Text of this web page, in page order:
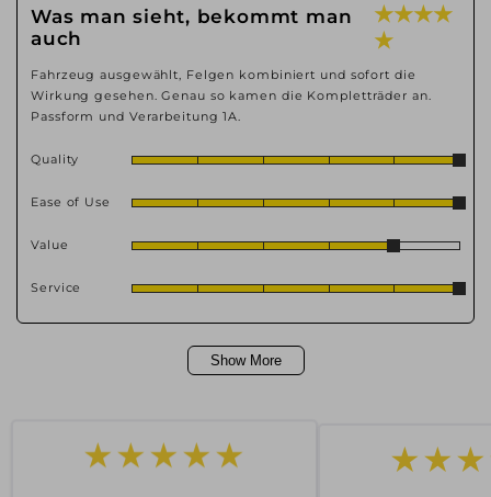
Was man sieht, bekommt man
auch
★ ★ ★ ★
★
Fahrzeug ausgewählt, Felgen kombiniert und sofort die
Wirkung gesehen. Genau so kamen die Kompletträder an.
Passform und Verarbeitung 1A.
Quality
Ease of Use
Value
Service
Show More
★★★★★